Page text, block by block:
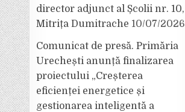
director adjunct al Școlii nr. 10,
Mitrița Dumitrache 10/07/2026
Comunicat de presă. Primăria
Urechești anunță finalizarea
proiectului „Creșterea
eficienței energetice și
gestionarea inteligentă a